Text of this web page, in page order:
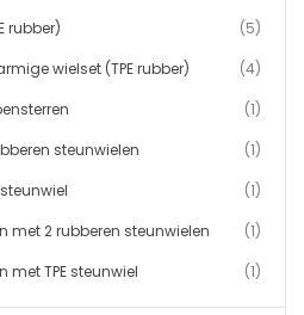
rubber) 5
wielset (TPE rubber) 4
1
steunwielen 1
1
met 2 rubberen steunwielen 1
TPE steunwiel 1